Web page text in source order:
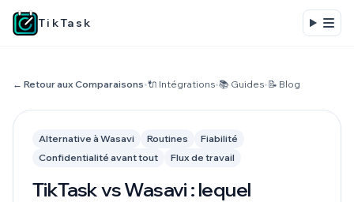
TikTask
← Retour aux Comparaisons•🔌 Intégrations•📚 Guides•📝 Blog
Alternative à Wasavi Routines
Fiabilité
Confidentialité avant tout
Flux de travail
TikTask vs Wasavi : lequel